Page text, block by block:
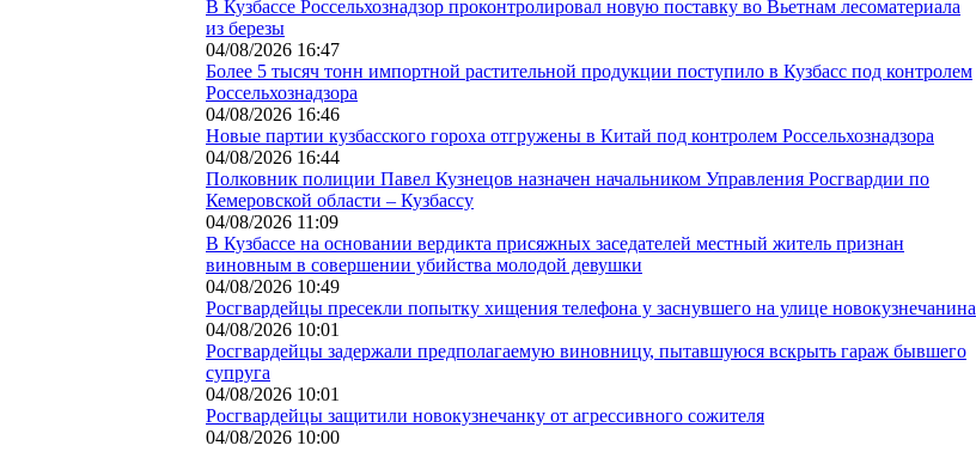
В Кузбассе Россельхознадзор проконтролировал новую поставку во Вьетнам лесоматериала
из березы
04/08/2026 16:47
Более 5 тысяч тонн импортной растительной продукции поступило в Кузбасс под контролем
Россельхознадзора
04/08/2026 16:46
Новые партии кузбасского гороха отгружены в Китай под контролем Россельхознадзора
04/08/2026 16:44
Полковник полиции Павел Кузнецов назначен начальником Управления Росгвардии по
Кемеровской области – Кузбассу
04/08/2026 11:09
В Кузбассе на основании вердикта присяжных заседателей местный житель признан
виновным в совершении убийства молодой девушки
04/08/2026 10:49
Росгвардейцы пресекли попытку хищения телефона у заснувшего на улице новокузнечанина
04/08/2026 10:01
Росгвардейцы задержали предполагаемую виновницу, пытавшуюся вскрыть гараж бывшего
супруга
04/08/2026 10:01
Росгвардейцы защитили новокузнечанку от агрессивного сожителя
04/08/2026 10:00